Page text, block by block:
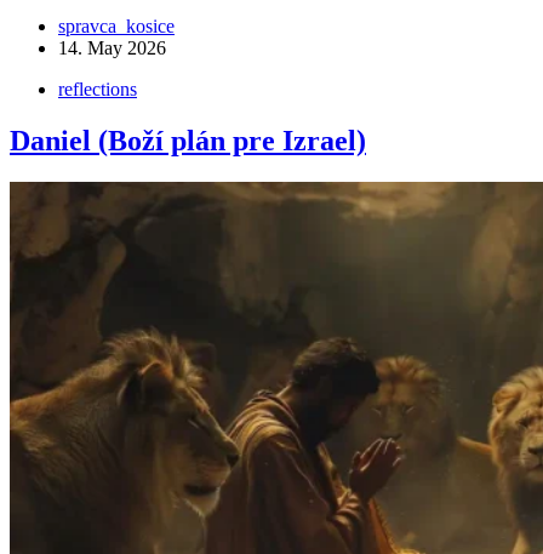
spravca_kosice
14. May 2026
reflections
Daniel (Boží plán pre Izrael)